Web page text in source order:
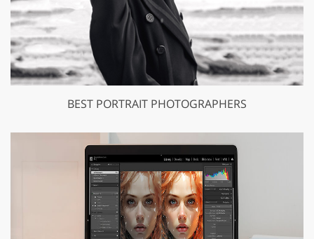
BEST PORTRAIT PHOTOGRAPHERS